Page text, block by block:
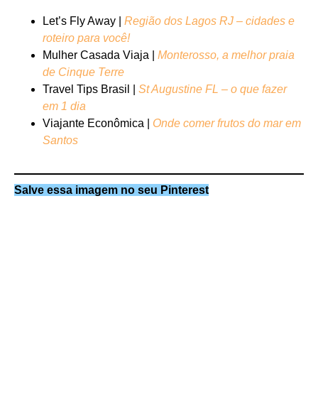
Let’s Fly Away | Região dos Lagos RJ – cidades e
roteiro para você!
Mulher Casada Viaja | Monterosso, a melhor praia
de Cinque Terre
Travel Tips Brasil | St Augustine FL – o que fazer
em 1 dia
Viajante Econômica | Onde comer frutos do mar em
Santos
Salve essa imagem no seu Pinterest